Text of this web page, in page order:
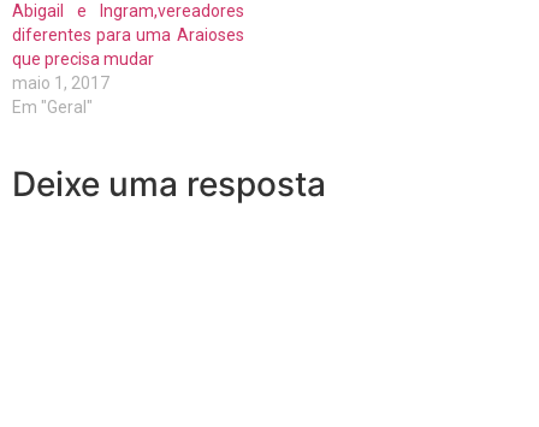
Abigail e Ingram,vereadores
diferentes para uma Araioses
que precisa mudar
maio 1, 2017
Em "Geral"
Deixe uma resposta